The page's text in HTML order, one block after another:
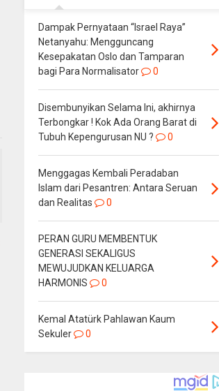
Dampak Pernyataan “Israel Raya”
Netanyahu: Mengguncang
Kesepakatan Oslo dan Tamparan
bagi Para Normalisator
0
Disembunyikan Selama Ini, akhirnya
Terbongkar ! Kok Ada Orang Barat di
Tubuh Kepengurusan NU ?
0
Menggagas Kembali Peradaban
Islam dari Pesantren: Antara Seruan
dan Realitas
0
PERAN GURU MEMBENTUK
GENERASI SEKALIGUS
MEWUJUDKAN KELUARGA
HARMONIS
0
Kemal Atatürk Pahlawan Kaum
Sekuler
0